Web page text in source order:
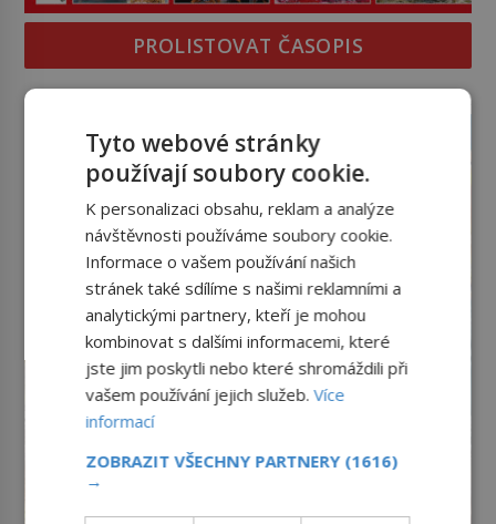
PROLISTOVAT ČASOPIS
reklama
Tyto webové stránky
používají soubory cookie.
K personalizaci obsahu, reklam a analýze
návštěvnosti používáme soubory cookie.
Informace o vašem používání našich
stránek také sdílíme s našimi reklamními a
analytickými partnery, kteří je mohou
kombinovat s dalšími informacemi, které
jste jim poskytli nebo které shromáždili při
vašem používání jejich služeb.Více
informací
ZOBRAZIT VŠECHNY PARTNERY (1616)
→